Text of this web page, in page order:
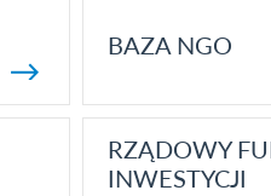
BAZA NGO
RZĄDOWY
INWESTYCJI